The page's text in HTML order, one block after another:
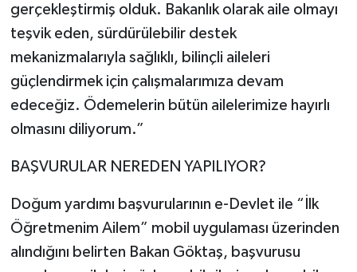
gerçekleştirmiş olduk. Bakanlık olarak aile olmayı
teşvik eden, sürdürülebilir destek
mekanizmalarıyla sağlıklı, bilinçli aileleri
güçlendirmek için çalışmalarımıza devam
edeceğiz. Ödemelerin bütün ailelerimize hayırlı
olmasını diliyorum.”
BAŞVURULAR NEREDEN YAPILIYOR?
Doğum yardımı başvurularının e-Devlet ile “İlk
Öğretmenim Ailem” mobil uygulaması üzerinden
alındığını belirten Bakan Göktaş, başvurusu